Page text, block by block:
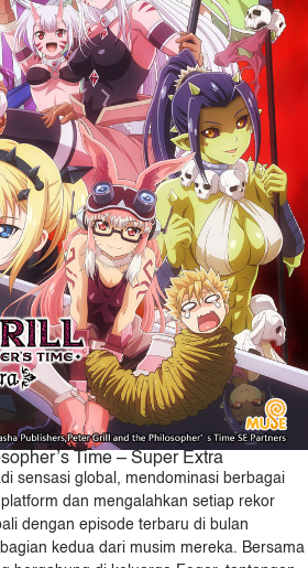
Time – Super Extra
sensasi global, mendominasi berbagai
dan mengalahkan setiap rekor
dengan episode terbaru di bulan
kedua dari musim mereka. Bersama